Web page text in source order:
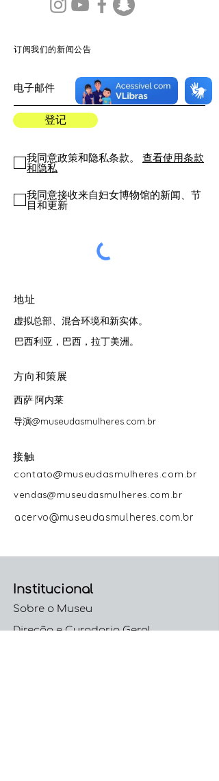
订阅我们的新闻公告
登记
我同意政策和隐私条款。 查看使用条款
和隐私
我同意接收来自妇女博物馆的新闻、节
目和更新
地址
虚拟总部、混合环境和新实体。
巴西利亚，巴西，拉丁美洲。
方向和策展
西萨·阿内莱
导演@museudasmulheres.com.br
接触
contato@museudasmulheres.com.br
vendas@museudasmulheres.com.br
acervo@museudasmulheres.com.br
Institucional
Sobre o Museu
Direção e Curadoria Geral